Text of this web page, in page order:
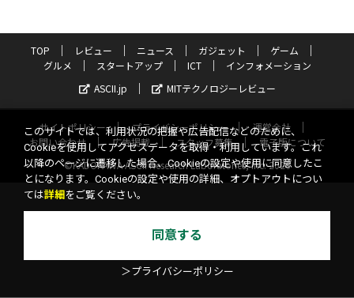
TOP レビュー ニュース ガジェット
ゲーム
グルメ
スタートアップ ICT
インフォメーション
ASCII.jp
MITテクノロジーレビュー
サイトポリシー プライバシーポリシー
運営会社
お問い合わせ
広告掲載 スタッフ募集
電子版について
©KADOKAWA ASCII Research Laboratories, Inc. 2026
このサイトでは、利用状況の把握や広告配信などのために、
Cookieを使用してアクセスデータを取得・利用しています。これ
以降のページに遷移した場合、Cookieの設定や使用に同意したこ
とになります。Cookieの設定や使用の詳細、オプトアウトについ
ては詳細 をご覧ください。
同意する
＞プライバシーポリシー